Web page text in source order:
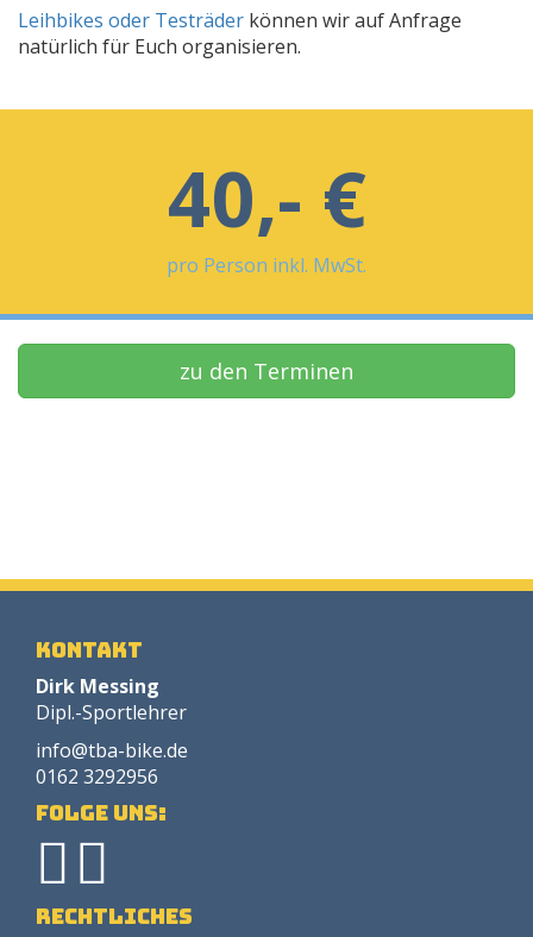
Leihbikes oder Testräder können wir auf Anfrage
natürlich für Euch organisieren.
40,- €
pro Person inkl. MwSt.
zu den Terminen
Kontakt
Dirk Messing
Dipl.-Sportlehrer
info@tba-bike.de
0162 3292956
Folge uns:
Rechtliches